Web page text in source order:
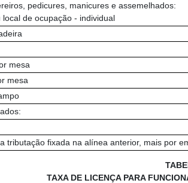
pedicures, manicures e assemelhados:
de ocupação - individual
mesa
mesa
tributação fixada na alínea anterior, mais por
TAXA DE LICENÇA PARA